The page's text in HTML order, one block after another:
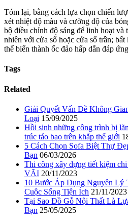
Tóm lại, bằng cách lựa chọn chiến
xét nhiệt độ màu và cường độ của
bộ điều chỉnh độ sáng để linh hoạt và
nhiên với cửa sổ hoặc cửa sổ trần;
thể biến thành ốc đảo hấp dẫn đáp
Tags
Related
Giải Quyết Vấn Đề Không
Loại 15/09/2025
Hồi sinh những công trình bị
trúc táo bạo trên khắp thế giới
5 Cách Chọn Sofa Biệt Thự
Bạn 06/03/2026
Thi công xây dựng tiết kiệm
VÃI 20/11/2023
10 Bước Áp Dụng Nguyên Lý
Cuộc Sống Tiện Ích 21/11/2023
Tại Sao Đồ Gỗ Nội Thất Là
Bạn 25/05/2025